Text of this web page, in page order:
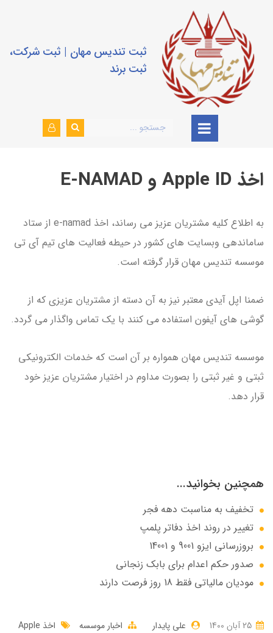
ثبت تندیس مهان | ثبت شرکت،
ثبت برند
اخذ Apple ID و E-NAMAD
به اطلاع کلیه مشتریان عزیز می رساند، اخذ e-namad از ستاد
ساماندهی وبسایت های کشور در حیطه فعالیت های تیم آی تی
موسسه تندیس مهان قرار گرفته است.
ضمنا اپل آیدی معتبر نیز به آن دسته از مشتریان عزیزی که از
گوشی های آیفون استفاده می کنند با یک تماس واگذار می گردد.
موسسه تندیس مهان همواره بر آن است که خدمات الکترونیکی
ثبتی و غیر ثبتی را بصورت مداوم در اختیار مشتریان عزیز خود
قرار دهد.
همچنین بخوانید...
تخفیف به مناسبت دهه فجر
تغییر در روند اخذ دفاتر پلمپ
بروزرسانی ایزو 9001 و 14001
صدور حکم اعدام برای بابک زنجانی
مودیان مالیاتی فقط 18 روز فرصت دارند
علی پایدار اخبار موسسه
اخذ Apple